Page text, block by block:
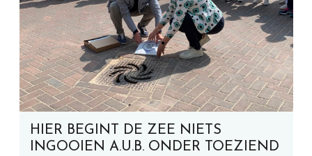
HIER BEGINT DE ZEE NIETS
INGOOIEN A.U.B. ONDER TOEZIEND